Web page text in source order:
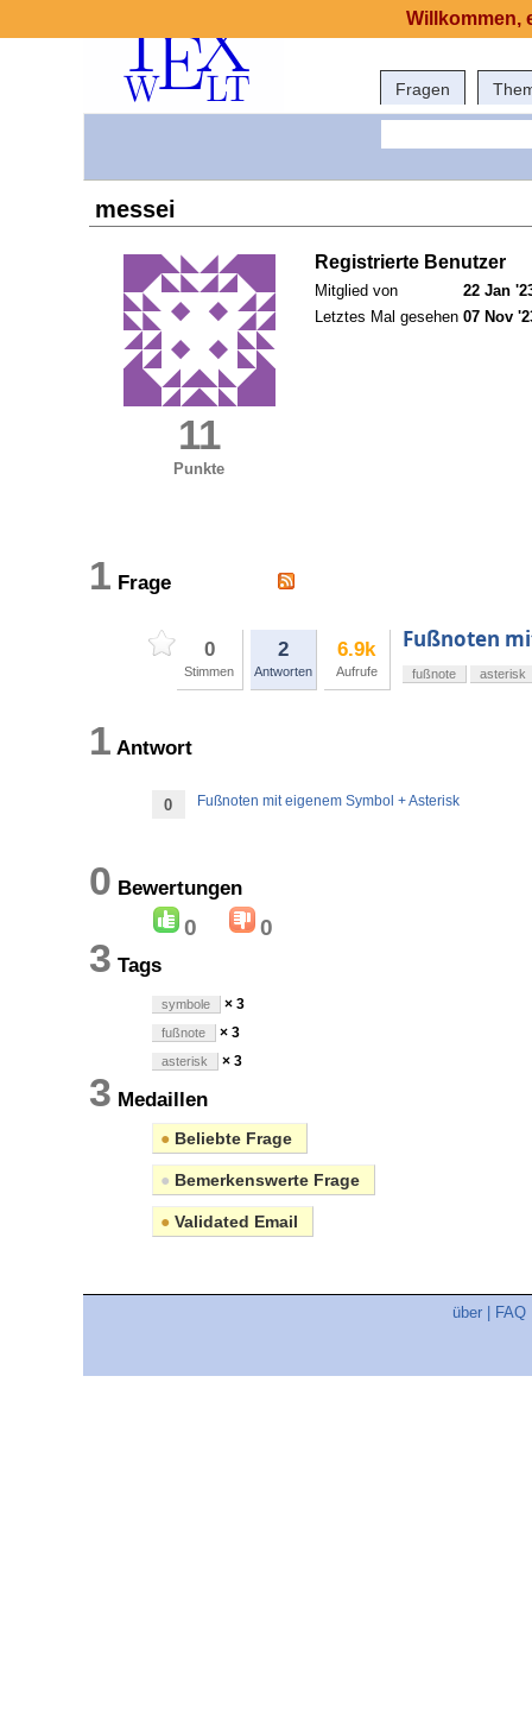
Fragen
messei
11
Punkte
Registrierte Benutzer
Mitglied von
22 Jan
Letztes Mal gesehen 07 Nov
1 Frage
0
Stimmen
2
Antworten
6.9k
Aufrufe
Fußnoten
fußnote asterisk
1 Antwort
0 Fußnoten mit eigenem Symbol + Asterisk
0 Bewertungen
0 0
3 Tags
symbole × 3
fußnote × 3
asterisk × 3
3 Medaillen
● Beliebte Frage
● Bemerkenswerte Frage
● Validated Email
über FAQ
Willkommen,